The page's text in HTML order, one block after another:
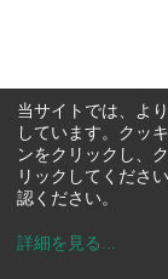
当サイトでは、よ
しています。クッ
ンをクリックし、
リックしてくださ
認ください。
詳細を見る ...